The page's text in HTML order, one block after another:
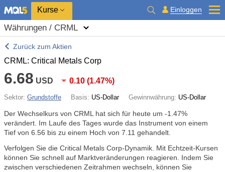
Kurse Einloggen
Währungen / CRML
Zurück zum Aktien
CRML: Critical Metals Corp
6.68 USD 0.10 (1.47%)
Sektor: Grundstoffe Basis: US-Dollar Gewinnwährung: US-Dollar
Der Wechselkurs von CRML hat sich für heute um -1.47%
verändert. Im Laufe des Tages wurde das Instrument von einem
Tief von 6.56 bis zu einem Hoch von 7.11 gehandelt.
Verfolgen Sie die Critical Metals Corp-Dynamik. Mit Echtzeit-Kursen
können Sie schnell auf Marktveränderungen reagieren. Indem Sie
zwischen verschiedenen Zeitrahmen wechseln, können Sie